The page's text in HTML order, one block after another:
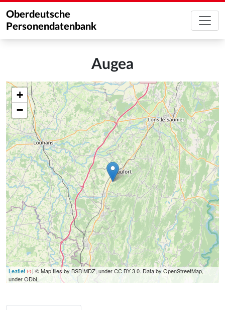
Oberdeutsche
Personendatenbank
Augea
+
−
Leaflet
| © Map tiles by BSB MDZ, under CC BY 3.0. Data by OpenStreetMap,
under ODbL